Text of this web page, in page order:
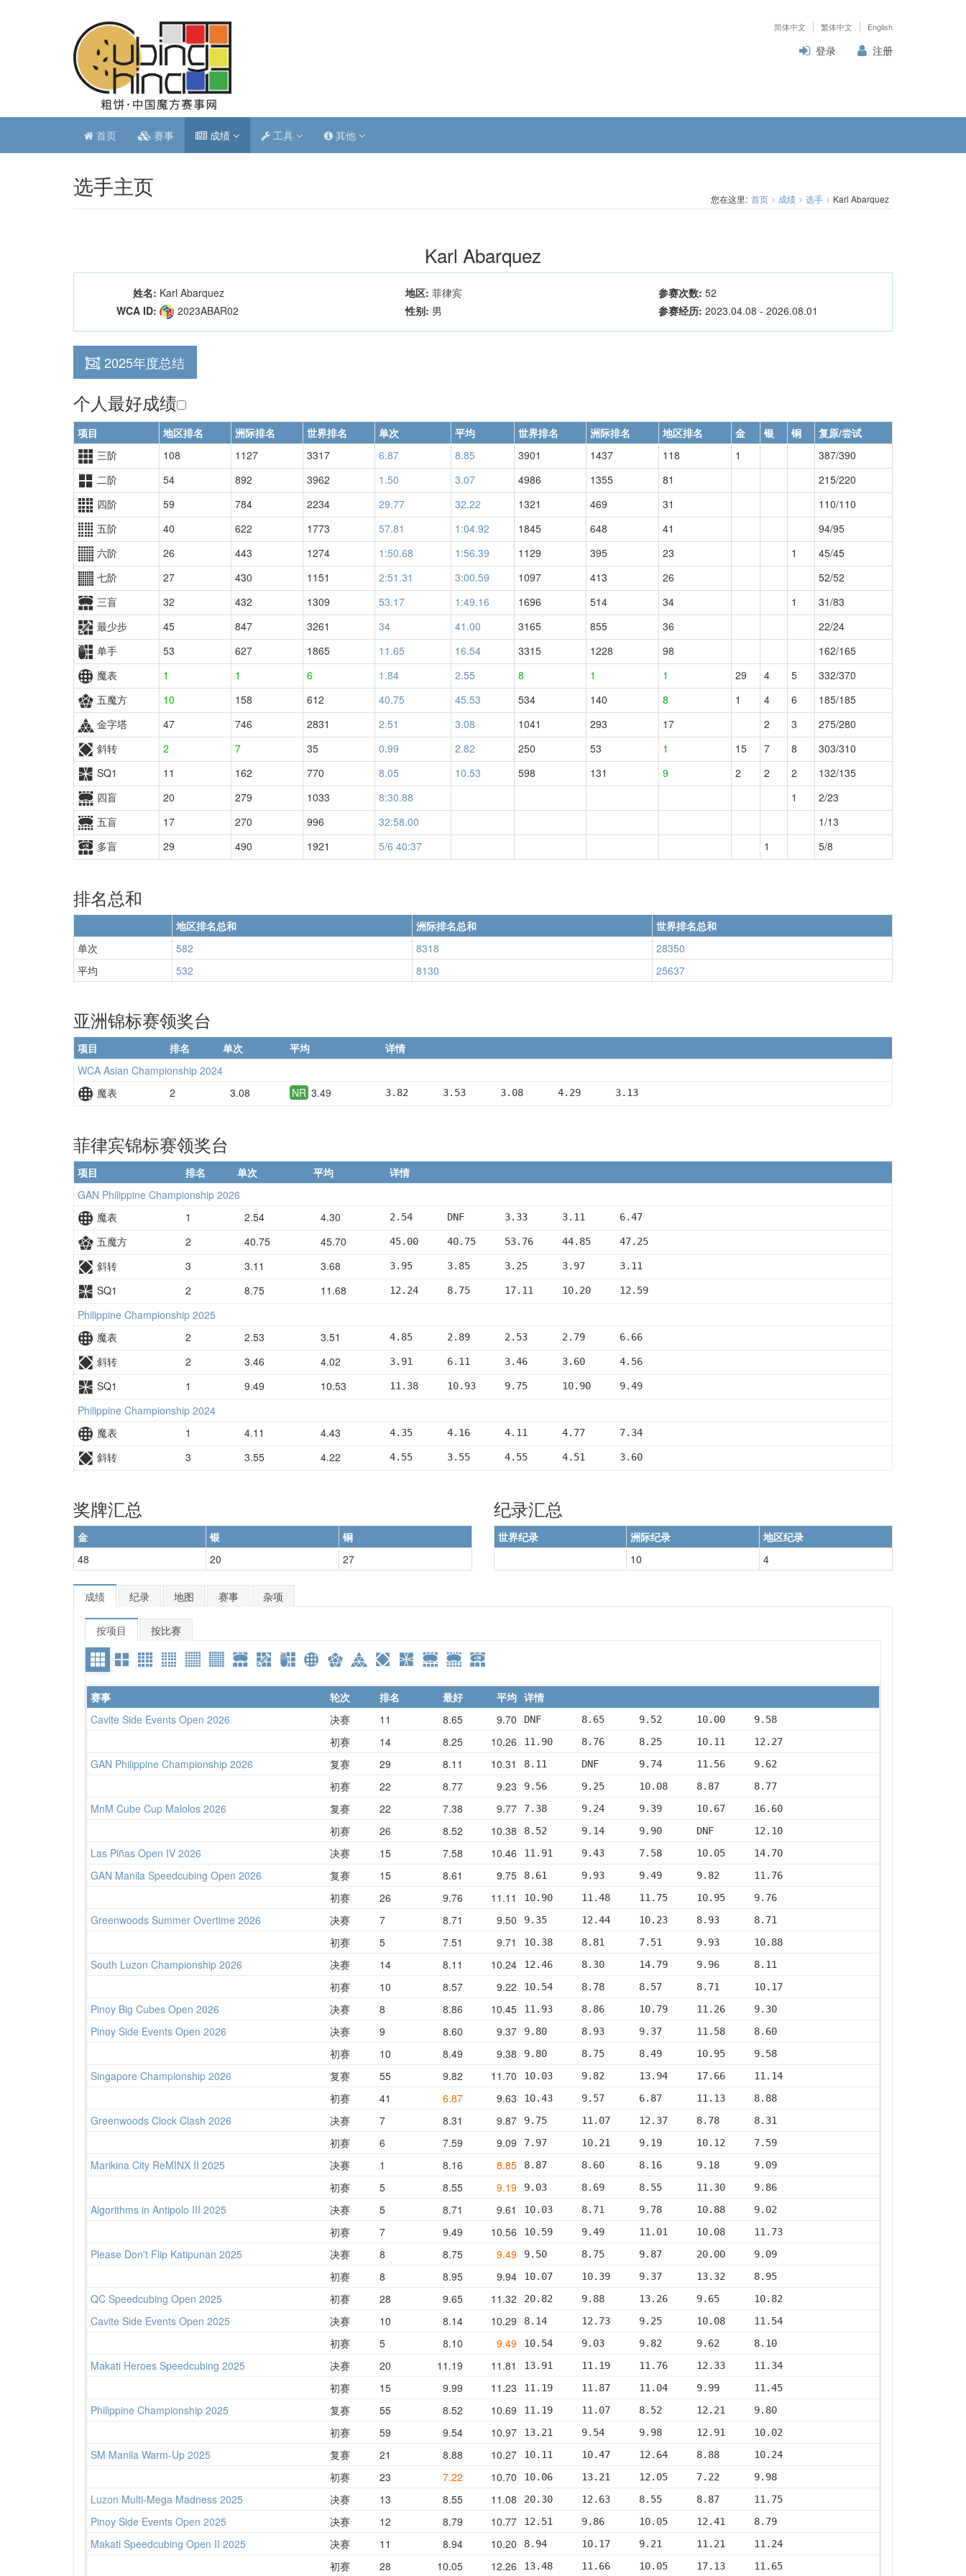
简体中文 繁体中文 English
登录 注册
首页 赛事 成绩 工具 其他
选手主页 您在这里: 首页 成绩 选手 Karl Abarquez
Karl Abarquez
姓名: Karl Abarquez 地区: 菲律宾 参赛次数: 52
WCA ID:
2023ABAR02 性别: 男 参赛经历: 2023.04.08 - 2026.08.01
2025年度总结
个人最好成绩
项目 地区排名 洲际排名 世界排名 单次 平均 世界排名 洲际排名 地区排名 金 银 铜
复原/尝试
三阶
108 1127 3317 6.87 8.85 3901 1437 118 1
387/390
二阶
54 892 3962 1.50 3.07 4986 1355 81
215/220
四阶
59 784 2234 29.77 32.22 1321 469 31
110/110
五阶
40 622 1773 57.81 1:04.92 1845 648 41
94/95
六阶
26 443 1274 1:50.68 1:56.39 1129 395 23 1
45/45
七阶
27 430 1151 2:51.31 3:00.59 1097 413 26
52/52
三盲
32 432 1309 53.17 1:49.16 1696 514 34 1
31/83
最少步
45 847 3261 34 41.00 3165 855 36
22/24
单手
53 627 1865 11.65 16.54 3315 1228 98
162/165
魔表
1 1 6 1.84 2.55 8 1 1 29 4 5
332/370
五魔方
10 158 612 40.75 45.53 534 140 8 1 4 6
185/185
金字塔
47 746 2831 2.51 3.08 1041 293 17 2 3
275/280
斜转
2 7 35 0.99 2.82 250 53 1 15 7 8
303/310
SQ1
11 162 770 8.05 10.53 598 131 9 2 2 2
132/135
四盲
20 279 1033 8:30.88 1
2/23
五盲
17 270 996 32:58.00
1/13
多盲
29 490 1921 5/6 40:37 1 5/8
排名总和
地区排名总和 洲际排名总和
世界排名总和
单次
582 8318
28350
平均
532 8130 25637
亚洲锦标赛领奖台
项目 排名 单次 平均
详情
WCA Asian Championship 2024
魔表
2 3.08 NR 3.49 3.82      3.53      3.08      4.29      3.13
菲律宾锦标赛领奖台
项目 排名 单次 平均
详情
GAN Philippine Championship 2026
魔表
1 2.54 4.30 2.54      DNF       3.33      3.11      6.47
五魔方 2 40.75 45.70 45.00     40.75     53.76     44.85     47.25
斜转 3 3.11 3.68 3.95      3.85      3.25      3.97      3.11
SQ1 2 8.75 11.68 12.24     8.75      17.11     10.20     12.59
Philippine Championship 2025
魔表
2 2.53 3.51 4.85      2.89      2.53      2.79      6.66
斜转 2 3.46 4.02 3.91      6.11      3.46      3.60      4.56
SQ1 1 9.49 10.53 11.38     10.93     9.75      10.90     9.49
Philippine Championship 2024
魔表
1 4.11 4.43 4.35      4.16      4.11      4.77      7.34
斜转 3 3.55 4.22 4.55      3.55      4.55      4.51      3.60
奖牌汇总
金 银
铜
48
20 27
纪录汇总
世界纪录 洲际纪录
地区纪录
10
4
成绩 纪录 地图 赛事 杂项
按项目 按比赛
赛事 轮次 排名 最好 平均 详情
Cavite Side Events Open 2026
决赛 11 8.65 9.70 DNF       8.65      9.52      10.00     9.58
初赛 14 8.25 10.26 11.90     8.76      8.25      10.11     12.27
GAN Philippine Championship 2026 复赛 29 8.11 10.31 8.11      DNF       9.74      11.56     9.62
初赛 22 8.77 9.23 9.56      9.25      10.08     8.87      8.77
MnM Cube Cup Malolos 2026 复赛 22 7.38 9.77 7.38      9.24      9.39      10.67     16.60
初赛 26 8.52 10.38 8.52      9.14      9.90      DNF       12.10
Las Piñas Open IV 2026 决赛 15 7.58 10.46 11.91     9.43      7.58      10.05     14.70
GAN Manila Speedcubing Open 2026 复赛 15 8.61 9.75 8.61      9.93      9.49      9.82      11.76
初赛 26 9.76 11.11 10.90     11.48     11.75     10.95     9.76
Greenwoods Summer Overtime 2026 决赛 7 8.71 9.50 9.35      12.44     10.23     8.93      8.71
初赛 5 7.51 9.71 10.38     8.81      7.51      9.93      10.88
South Luzon Championship 2026 决赛 14 8.11 10.24 12.46     8.30      14.79     9.96      8.11
初赛 10 8.57 9.22 10.54     8.78      8.57      8.71      10.17
Pinoy Big Cubes Open 2026 决赛 8 8.86 10.45 11.93     8.86      10.79     11.26     9.30
Pinoy Side Events Open 2026 决赛 9 8.60 9.37 9.80      8.93      9.37      11.58     8.60
初赛 10 8.49 9.38 9.80      8.75      8.49      10.95     9.58
Singapore Championship 2026 复赛 55 9.82 11.70 10.03     9.82      13.94     17.66     11.14
初赛 41 6.87 9.63 10.43     9.57      6.87      11.13     8.88
Greenwoods Clock Clash 2026 决赛 7 8.31 9.87 9.75      11.07     12.37     8.78      8.31
初赛 6 7.59 9.09 7.97      10.21     9.19      10.12     7.59
Marikina City ReMINX II 2025 决赛 1 8.16 8.85 8.87      8.60      8.16      9.18      9.09
初赛 5 8.55 9.19 9.03      8.69      8.55      11.30     9.86
Algorithms in Antipolo III 2025 决赛 5 8.71 9.61 10.03     8.71      9.78      10.88     9.02
初赛 7 9.49 10.56 10.59     9.49      11.01     10.08     11.73
Please Don't Flip Katipunan 2025 决赛 8 8.75 9.49 9.50      8.75      9.87      20.00     9.09
初赛 8 8.95 9.94 10.07     10.39     9.37      13.32     8.95
QC Speedcubing Open 2025 初赛 28 9.65 11.32 20.82     9.88      13.26     9.65      10.82
Cavite Side Events Open 2025 决赛 10 8.14 10.29 8.14      12.73     9.25      10.08     11.54
初赛 5 8.10 9.49 10.54     9.03      9.82      9.62      8.10
Makati Heroes Speedcubing 2025 决赛 20 11.19 11.81 13.91     11.19     11.76     12.33     11.34
初赛 15 9.99 11.23 11.19     11.87     11.04     9.99      11.45
Philippine Championship 2025 复赛 55 8.52 10.69 11.19     11.07     8.52      12.21     9.80
初赛 59 9.54 10.97 13.21     9.54      9.98      12.91     10.02
SM Manila Warm-Up 2025 复赛 21 8.88 10.27 10.11     10.47     12.64     8.88      10.24
初赛 23 7.22 10.70 10.06     13.21     12.05     7.22      9.98
Luzon Multi-Mega Madness 2025 决赛 13 8.55 11.08 20.30     12.63     8.55      8.87      11.75
Pinoy Side Events Open 2025 决赛 12 8.79 10.77 12.51     9.86      10.05     12.41     8.79
Makati Speedcubing Open II 2025 决赛 11 8.94 10.20 8.94      10.17     9.21      11.21     11.24
初赛 28 10.05 12.26 13.48     11.66     10.05     17.13     11.65